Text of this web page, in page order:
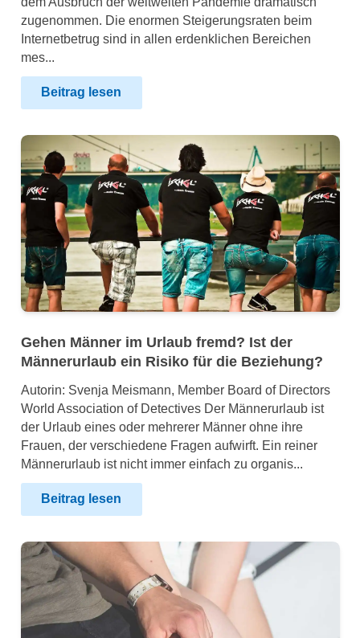
zugenommen. Die enormen Steigerungsraten beim
Internetbetrug sind in allen erdenklichen Bereichen
mes...
Beitrag lesen
Gehen Männer im Urlaub fremd? Ist der
Männerurlaub ein Risiko für die Beziehung?
Autorin: Svenja Meismann, Member Board of Directors
World Association of Detectives Der Männerurlaub ist
der Urlaub eines oder mehrerer Männer ohne ihre
Frauen, der verschiedene Fragen aufwirft. Ein reiner
Männerurlaub ist nicht immer einfach zu organis...
Beitrag lesen